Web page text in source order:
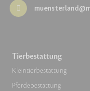
Tierbestattung
Kleintierbestattung
Pferdebestattung